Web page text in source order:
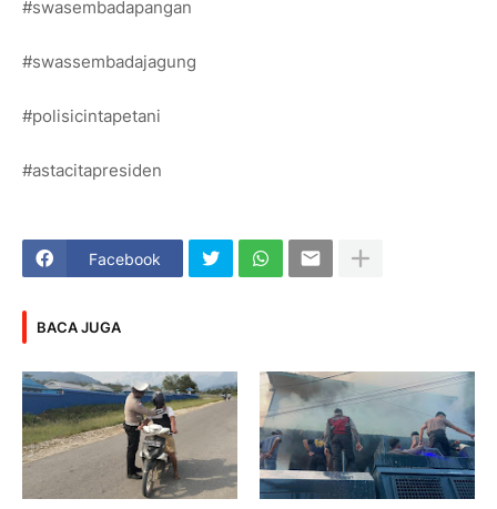
#swasembadapangan
#swassembadajagung
#polisicintapetani
#astacitapresiden
Facebook
BACA JUGA